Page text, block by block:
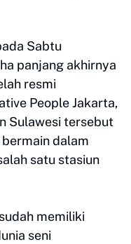
Sabtu
panjang akhirnya
resmi
People Jakarta,
Sulawesi tersebut
dalam
satu stasiun
memiliki
seni